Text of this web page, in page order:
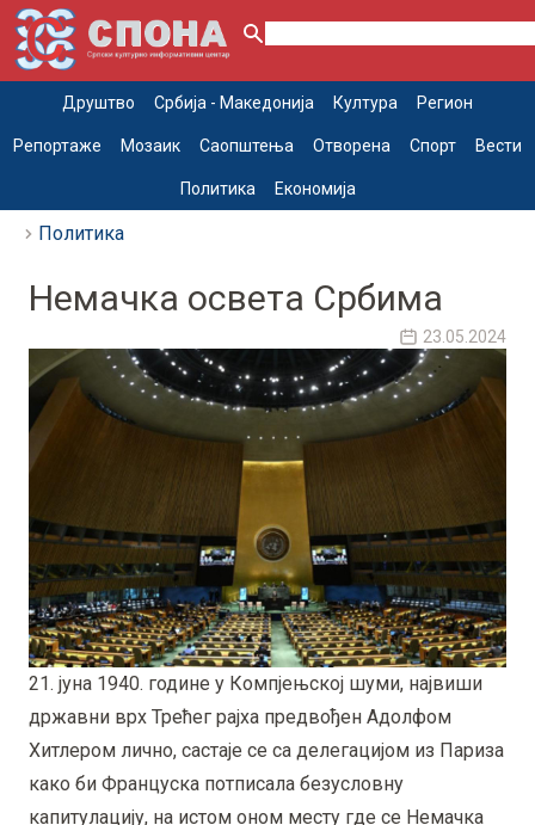
Друштво Србија - Македонија Култура Регион
Репортаже Мозаик Саопштења Отворена Спорт Вести
Политика Економија
Политика
Немачка освета Србима
23.05.2024
21. јуна 1940. године у Компјењској шуми, највиши
државни врх Трећег рајха предвођен Адолфом
Хитлером лично, састаје се са делегацијом из Париза
како би Француска потписала безусловну
капитулацију, на истом оном месту где се Немачка